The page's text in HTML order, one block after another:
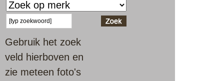
Gebruik het zoek
veld hierboven en
zie meteen foto's